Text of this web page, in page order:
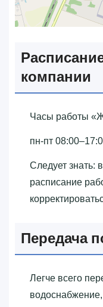
компании
Часы работы
пн-пт
Следует знать:
расписание
Передача
Легче всего